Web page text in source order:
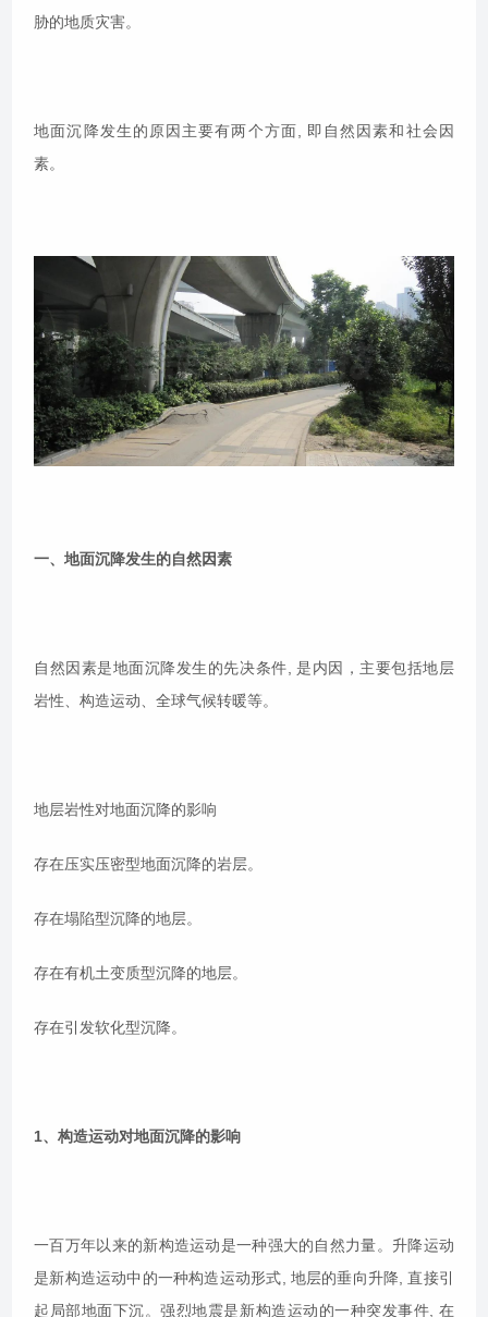
胁的地质灾害。
地面沉降发生的原因主要有两个方面, 即自然因素和社会因
素。
一、地面沉降发生的自然因素
自然因素是地面沉降发生的先决条件, 是内因，主要包括地层
岩性、构造运动、全球气候转暖等。
地层岩性对地面沉降的影响
存在压实压密型地面沉降的岩层。
存在塌陷型沉降的地层。
存在有机土变质型沉降的地层。
存在引发软化型沉降。
1、构造运动对地面沉降的影响
一百万年以来的新构造运动是一种强大的自然力量。升降运动
是新构造运动中的一种构造运动形式, 地层的垂向升降, 直接引
起局部地面下沉。强烈地震是新构造运动的一种突发事件, 在